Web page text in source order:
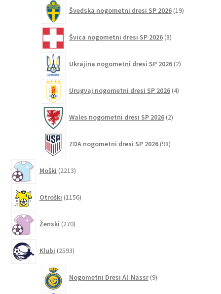
Švedska nogometni dresi SP 2026 19izdelkov
Švica nogometni dresi SP 2026 8izdelkov
Ukrajina nogometni dresi SP 2026 2izdelka
Urugvaj nogometni dresi SP 2026 4izdelki
Wales nogometni dresi SP 2026 2izdelka
ZDA nogometni dresi SP 2026 98izdelkov
Moški 2213izdelkov
Otroški 1156izdelkov
Ženski 270izdelkov
Klubi 2593izdelkov
Nogometni Dresi Al-Nassr 9izdelkov